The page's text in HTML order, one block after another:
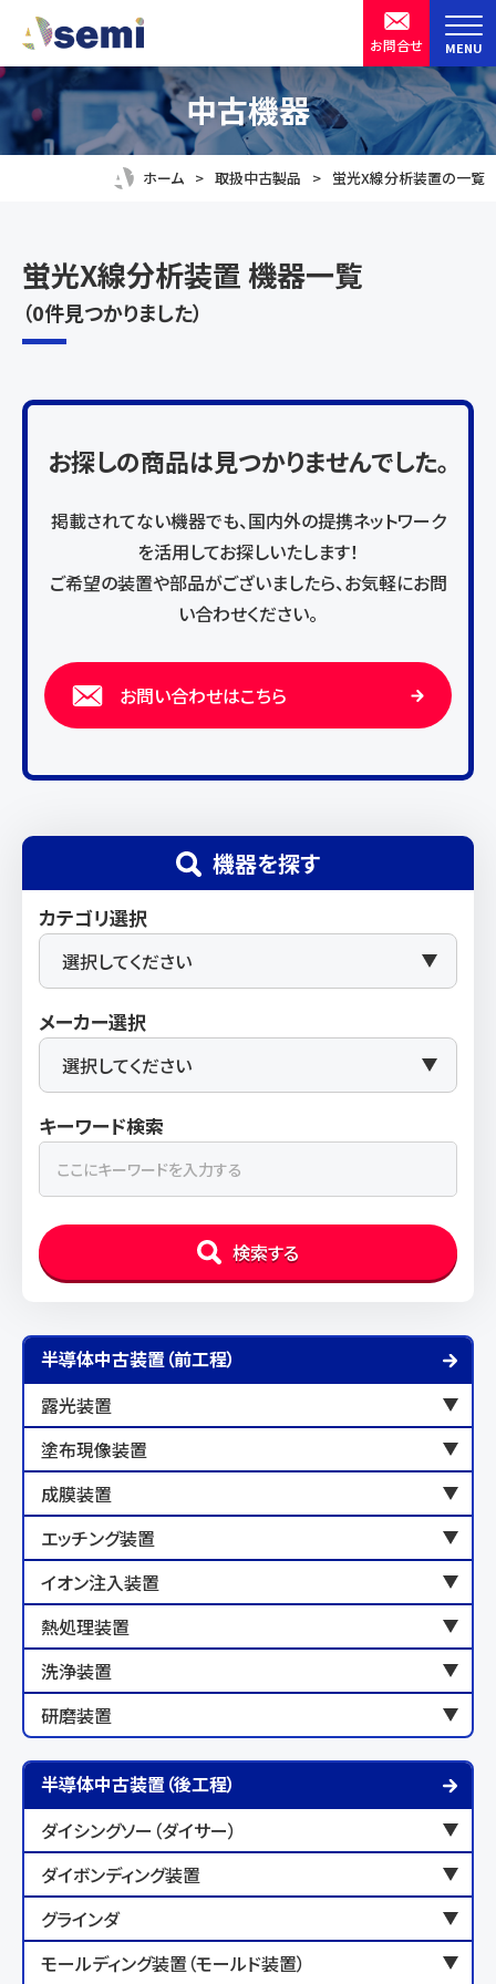
ア
ク
セ
シ
ビ
用
半導体製造装置・設備の中古機器買取販売 株式会社 ASKSEMIX
お問合せ MENU
中古機器
ホーム 取扱中古製品 蛍光X線分析装置の一覧
蛍光X線分析装置 機器一覧
（0件見つかりました）
お探しの商品は見つかりませんでした。
掲載されてない機器でも、国内外の提携ネットワーク
を活用してお探しいたします！
ご希望の装置や部品がございましたら、お気軽にお問
い合わせください。
お問い合わせはこちら
機器を探す
カテゴリ選択
メーカー選択
キーワード検索
検索する
半導体中古装置（前工程）
露光装置
塗布現像装置
成膜装置
エッチング装置
イオン注入装置
熱処理装置
洗浄装置
研磨装置
半導体中古装置（後工程）
ダイシングソー（ダイサー）
ダイボンディング装置
グラインダ
モールディング装置（モールド装置）